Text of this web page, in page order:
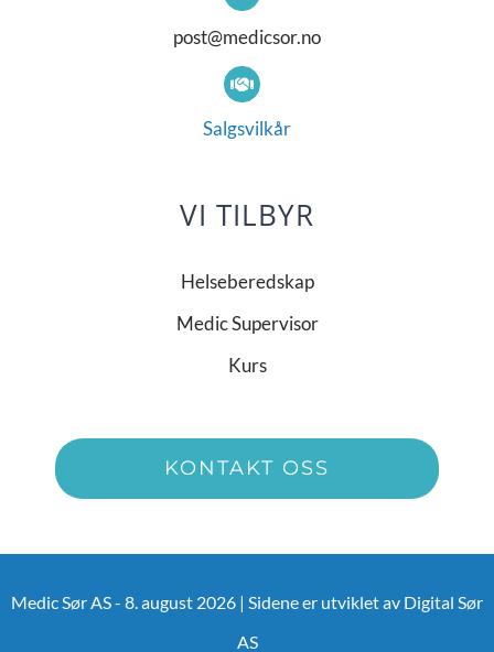
post@medicsor.no
Salgsvilkår
VI TILBYR
Helseberedskap
Medic Supervisor
Kurs
KONTAKT OSS
Medic Sør AS - 8. august 2026 | Sidene er utviklet av Digital Sør
AS